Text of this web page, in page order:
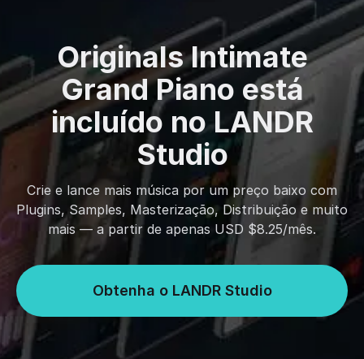
Originals Intimate
Grand Piano está
incluído no LANDR
Studio
Crie e lance mais música por um preço baixo com
Plugins, Samples, Masterização, Distribuição e muito
mais — a partir de apenas USD $8.25/mês.
Obtenha o LANDR Studio